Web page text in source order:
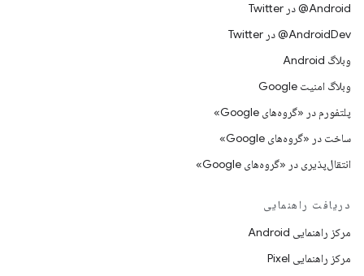
Android@ در Twitter
AndroidDev@ در Twitter
وبلاگ Android
وبلاگ امنیت Google
پلتفورم در «گروه‌های Google»
ساخت در «گروه‌های Google»
انتقال‌پذیری در «گروه‌های Google»
دریافت راهنمایی
مرکز راهنمایی Android
مرکز راهنمایی Pixel